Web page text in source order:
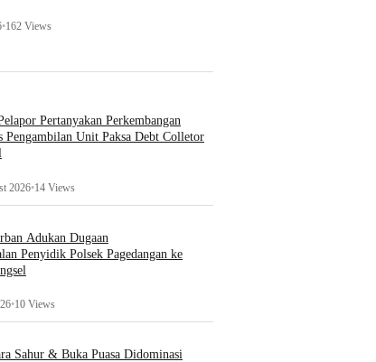
•162 Views
Pertanyakan Perkembangan
Pengambilan Unit Paksa Debt Colletor
2026•14 Views
Adukan Dugaan
Penyidik Polsek Pagedangan ke
•10 Views
Sahur & Buka Puasa Didominasi